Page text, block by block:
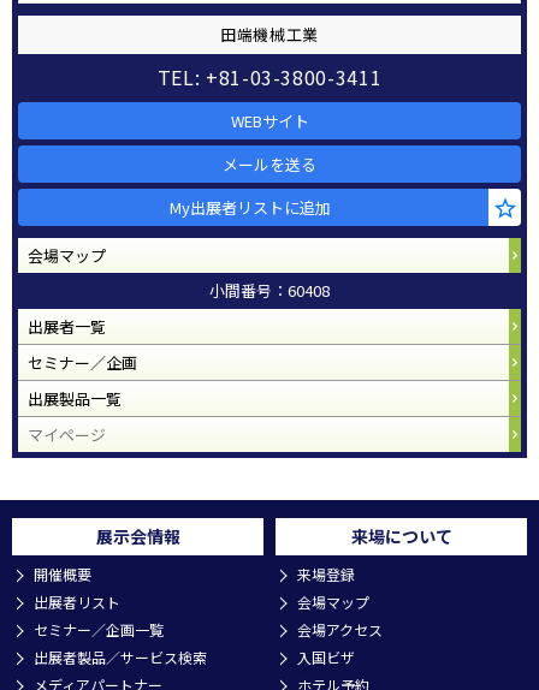
田端機械工業
TEL: +81-03-3800-3411
WEBサイト
メールを送る
My出展者リストに追加
会場マップ
小間番号：60408
出展者一覧
セミナー／企画
出展製品一覧
マイページ
展示会情報
開催概要
出展者リスト
セミナー／企画一覧
出展者製品／サービス検索
メディアパートナー
来場について
来場登録
会場マップ
会場アクセス
入国ビザ
ホテル予約